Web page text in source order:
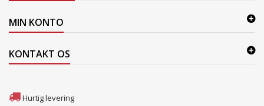
MIN KONTO
KONTAKT OS
Hurtig levering